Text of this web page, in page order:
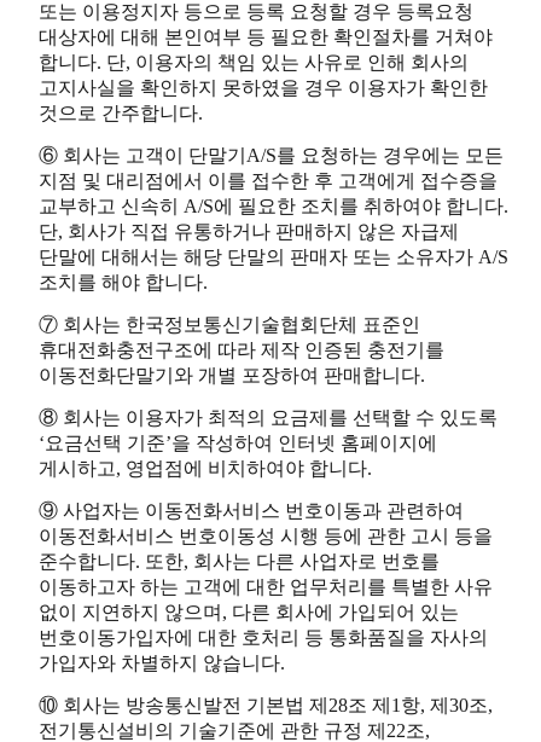
또는 이용정지자 등으로 등록 요청할 경우 등록요청
대상자에 대해 본인여부 등 필요한 확인절차를 거쳐야
합니다. 단, 이용자의 책임 있는 사유로 인해 회사의
고지사실을 확인하지 못하였을 경우 이용자가 확인한
것으로 간주합니다.
⑥ 회사는 고객이 단말기A/S를 요청하는 경우에는 모든
지점 및 대리점에서 이를 접수한 후 고객에게 접수증을
교부하고 신속히 A/S에 필요한 조치를 취하여야 합니다.
단, 회사가 직접 유통하거나 판매하지 않은 자급제
단말에 대해서는 해당 단말의 판매자 또는 소유자가 A/S
조치를 해야 합니다.
⑦ 회사는 한국정보통신기술협회단체 표준인
휴대전화충전구조에 따라 제작 인증된 충전기를
이동전화단말기와 개별 포장하여 판매합니다.
⑧ 회사는 이용자가 최적의 요금제를 선택할 수 있도록
‘요금선택 기준’을 작성하여 인터넷 홈페이지에
게시하고, 영업점에 비치하여야 합니다.
⑨ 사업자는 이동전화서비스 번호이동과 관련하여
이동전화서비스 번호이동성 시행 등에 관한 고시 등을
준수합니다. 또한, 회사는 다른 사업자로 번호를
이동하고자 하는 고객에 대한 업무처리를 특별한 사유
없이 지연하지 않으며, 다른 회사에 가입되어 있는
번호이동가입자에 대한 호처리 등 통화품질을 자사의
가입자와 차별하지 않습니다.
⑩ 회사는 방송통신발전 기본법 제28조 제1항, 제30조,
전기통신설비의 기술기준에 관한 규정 제22조,